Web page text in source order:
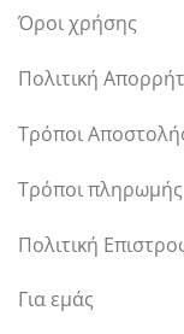
Όροι χρήσης
Πολιτική
Τρόποι
Τρόποι πληρωμής
Πολιτική
Για εμάς